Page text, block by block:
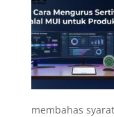
membahas